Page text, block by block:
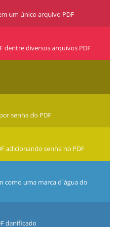
um único arquivo PDF
dentre diversos arquivos PDF
senha do PDF
adicionando senha no PDF
como uma marca d`água do
danificado